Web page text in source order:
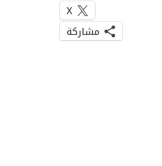
X
مشاركة